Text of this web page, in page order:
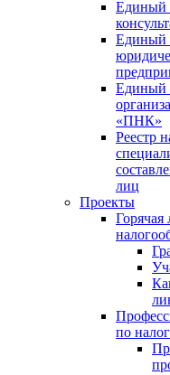
Единый
Единый
Единый
«ПНК»
Реестр
лиц
Проекты
по